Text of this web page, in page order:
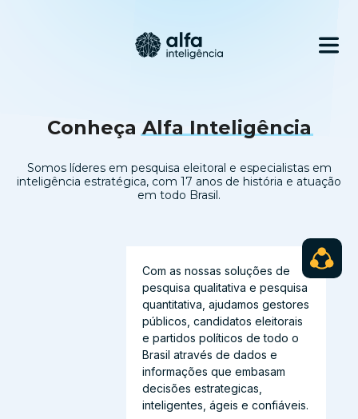
ConheçaAlfa Inteligência
Somos líderes em pesquisa eleitoral e especialistas em
inteligência estratégica, com 17 anos de história e atuação
em todo Brasil.
Com as nossas soluções de
pesquisa qualitativa e pesquisa
quantitativa, ajudamos gestores
públicos, candidatos eleitorais
e partidos políticos de todo o
Brasil através de dados e
informações que embasam
decisões estrategicas,
inteligentes, ágeis e confiáveis.